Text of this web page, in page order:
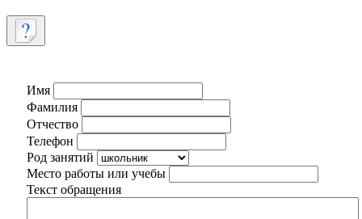
Имя
Фамилия
Отчество
Телефон
Род занятий
Место работы или учебы
Текст обращения